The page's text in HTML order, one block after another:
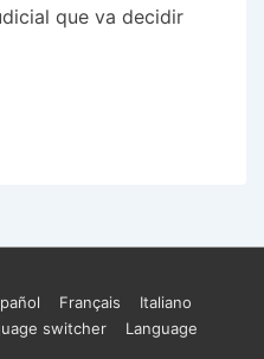
que va decidir
Français
Italiano
switcher
Language